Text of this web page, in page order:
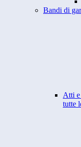
Bandi di
Atti e
tutte